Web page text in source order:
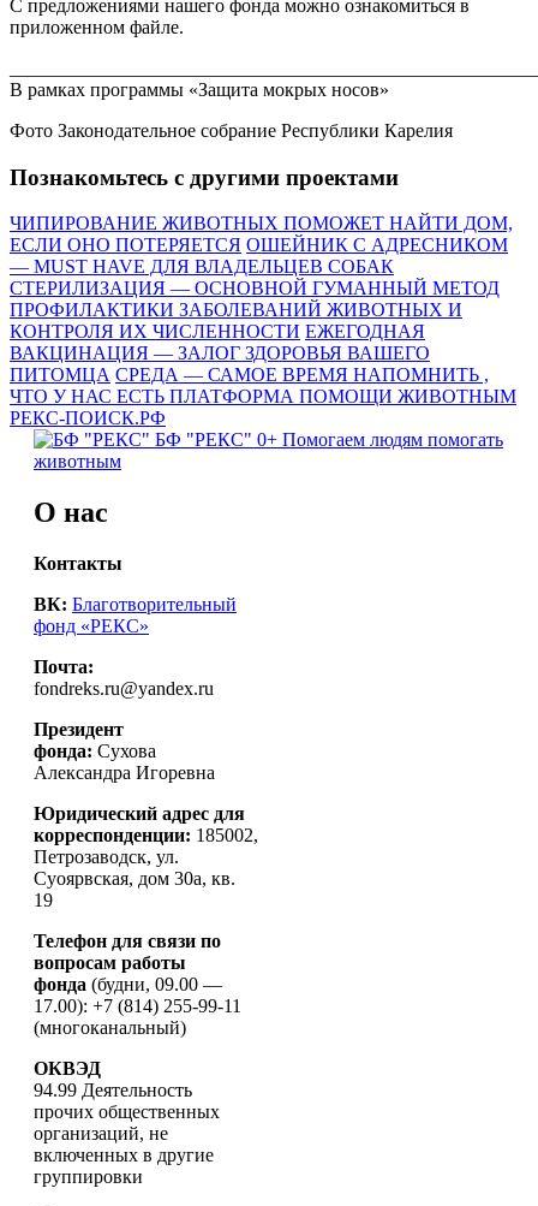
С предложениями нашего фонда можно ознакомиться в
приложенном файле.
В рамках программы «Защита мокрых носов»
Фото Законодательное собрание Республики Карелия
Познакомьтесь с другими проектами
ЧИПИРОВАНИЕ ЖИВОТНЫХ ПОМОЖЕТ НАЙТИ ДОМ,
ЕСЛИ ОНО ПОТЕРЯЕТСЯ ОШЕЙНИК С АДРЕСНИКОМ
— MUST HAVE ДЛЯ ВЛАДЕЛЬЦЕВ СОБАК
СТЕРИЛИЗАЦИЯ — ОСНОВНОЙ ГУМАННЫЙ МЕТОД
ПРОФИЛАКТИКИ ЗАБОЛЕВАНИЙ ЖИВОТНЫХ И
КОНТРОЛЯ ИХ ЧИСЛЕННОСТИ ЕЖЕГОДНАЯ
ВАКЦИНАЦИЯ — ЗАЛОГ ЗДОРОВЬЯ ВАШЕГО
ПИТОМЦА СРЕДА — САМОЕ ВРЕМЯ НАПОМНИТЬ ,
ЧТО У НАС ЕСТЬ ПЛАТФОРМА ПОМОЩИ ЖИВОТНЫМ
РЕКС-ПОИСК.РФ
БФ "РЕКС" 0+ Помогаем людям помогать
животным
О нас
Контакты
ВК: Благотворительный
фонд «РЕКС»
Почта:
fondreks.ru@yandex.ru
Президент
фонда: Сухова
Александра Игоревна
Юридический адрес для
корреспонденции: 185002,
Петрозаводск, ул.
Суоярвская, дом 30а, кв.
19
Телефон для связи по
вопросам работы
фонда (будни, 09.00 —
17.00): +7 (814) 255-99-11
(многоканальный)
ОКВЭД
94.99 Деятельность
прочих общественных
организаций, не
включенных в другие
группировки